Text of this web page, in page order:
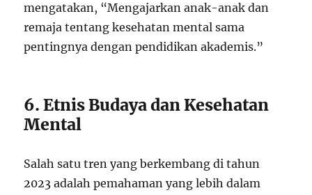
mengatakan, “Mengajarkan anak-anak dan
remaja tentang kesehatan mental sama
pentingnya dengan pendidikan akademis.”
6. Etnis Budaya dan Kesehatan
Mental
Salah satu tren yang berkembang di tahun
2023 adalah pemahaman yang lebih dalam